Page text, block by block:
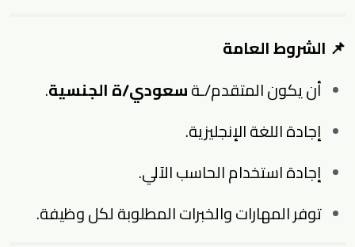
📌 الشروط العامة
أن يكون المتقدم/ـةسعودي/ة الجنسية.
إجادة اللغة الإنجليزية.
إجادة استخدام الحاسب الآلي.
توفر المهارات والخبرات المطلوبة لكل وظيفة.